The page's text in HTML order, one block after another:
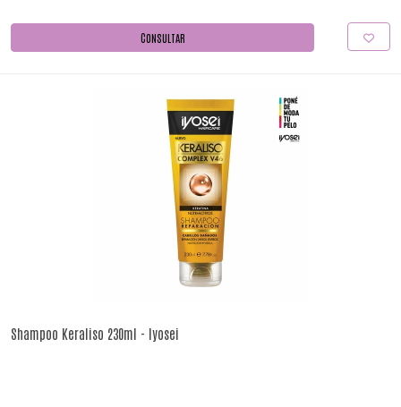
CONSULTAR
Shampoo Keraliso 230ml - Iyosei